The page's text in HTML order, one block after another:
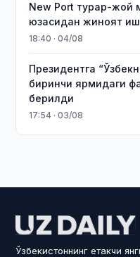
New Port турар-жой
юзасидан жиноят
18:40 · 04/08
Президентга
биринчи ярмидаги
берилди
17:54 · 03/08
Ўзбекистоннинг етакчи